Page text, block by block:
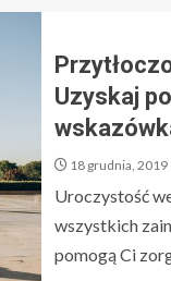
Uzyskaj
18 grudnia, 2019
Uroczystość
wszystkich
pomogą Ci